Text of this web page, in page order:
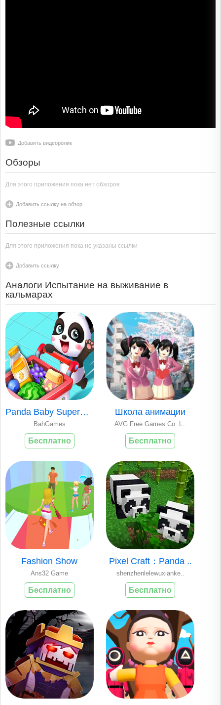
Добавить видеоролик
Обзоры
Для этого приложения пока нет обзоров
Добавить ссылку на обзор
Полезные ссылки
Для этого приложения пока не указаны ссылки
Добавить ссылку
Аналоги Испытание на выживание в
кальмарах
Panda Baby Superma..
BahGames
Бесплатно
Школа анимации
AVG Free Games Co. L..
Бесплатно
Fashion Show
Ans32 Game
Бесплатно
Pixel Craft：Panda ..
shenzhenlelewuxianke..
Бесплатно